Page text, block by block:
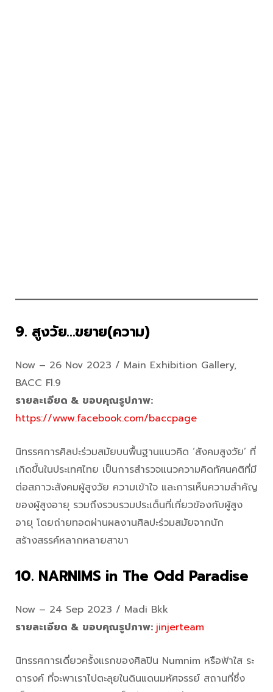
9. สูงวัย…ขยาย(ความ)
Now – 26 Nov 2023 / Main Exhibition Gallery,
BACC Fl.9
รายละเอียด & ขอบคุณรูปภาพ:
https://www.facebook.com/baccpage
นิทรรศการศิลปะร่วมสมัยบนพื้นฐานแนวคิด ‘สังคมสูงวัย’ ที่
เกิดขึ้นในประเทศไทย เป็นการสำรวจแนวความคิดทัศนคติที่มี
ต่อสภาวะสังคมผู้สูงวัย ความเข้าใจ และการเห็นความสำคัญ
ของผู้สูงอายุ รวมถึงรวบรวมประเด็นที่เกี่ยวข้องกับผู้สูง
อายุ โดยถ่ายทอดผ่านผลงานศิลปะร่วมสมัยจากนัก
สร้างสรรค์หลากหลายสาขา
10. NARNIMS in The Odd Paradise
Now – 24 Sep 2023 / Madi Bkk
รายละเอียด & ขอบคุณรูปภาพ: jinjerteam
นิทรรศการเดี่ยวครั้งแรกของศิลปิน Numnim หรือฟ้าใส ระ
ดารงค์ ที่จะพาเราไปตะลุยในดินแดนมหัศจรรย์ สถานที่ซึ่ง